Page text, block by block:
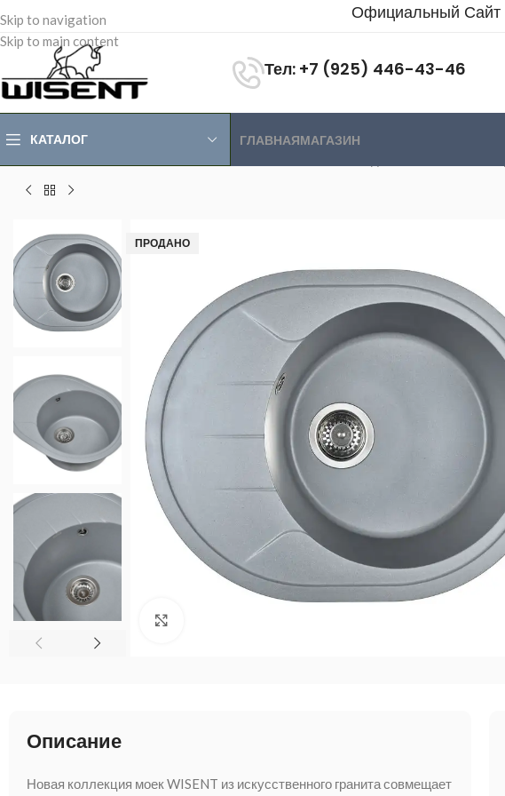
Skip to navigation
Skip to main content
Официальный Сайт
Тел: +7 (925) 446-43-46
КАТАЛОГ ГЛАВНАЯМАГАЗИН
ПРОДАНО
Описание
Новая коллекция моек WISENT из искусственного гранита совмещает